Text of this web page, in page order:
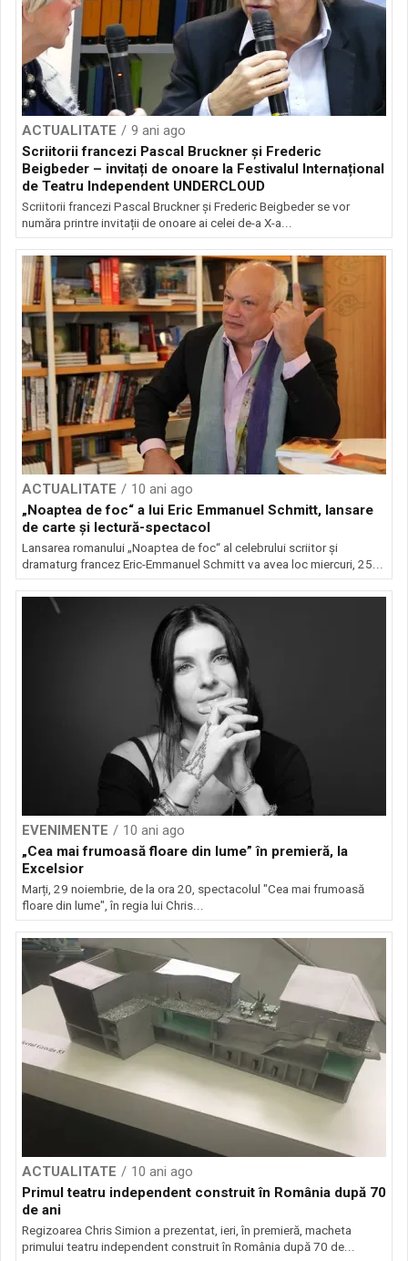
ACTUALITATE
9 ani ago
Scriitorii francezi Pascal Bruckner și Frederic
Beigbeder – invitați de onoare la Festivalul Internațional
de Teatru Independent UNDERCLOUD
Scriitorii francezi Pascal Bruckner și Frederic Beigbeder se vor
număra printre invitații de onoare ai celei de-a X-a...
ACTUALITATE
10 ani ago
„Noaptea de foc“ a lui Eric Emmanuel Schmitt, lansare
de carte şi lectură-spectacol
Lansarea romanului „Noaptea de foc“ al celebrului scriitor şi
dramaturg francez Eric-Emmanuel Schmitt va avea loc miercuri, 25...
EVENIMENTE
10 ani ago
„Cea mai frumoasă floare din lume” în premieră, la
Excelsior
Marți, 29 noiembrie, de la ora 20, spectacolul "Cea mai frumoasă
floare din lume", în regia lui Chris...
ACTUALITATE
10 ani ago
Primul teatru independent construit în România după 70
de ani
Regizoarea Chris Simion a prezentat, ieri, în premieră, macheta
primului teatru independent construit în România după 70 de...